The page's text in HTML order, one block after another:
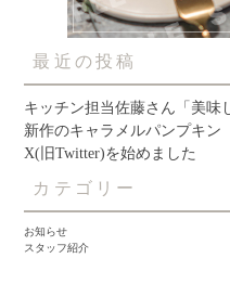
最近の投稿
キッチン担当佐藤さん「美味
新作のキャラメルパンプキン
X(旧Twitter)を始めました
カテゴリー
お知らせ
スタッフ紹介